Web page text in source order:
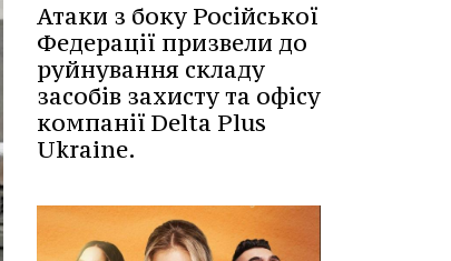
Атаки з боку Російської
Федерації призвели до
руйнування складу
засобів захисту та офісу
компанії Delta Plus
Ukraine.